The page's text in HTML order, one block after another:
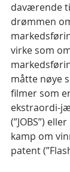
daværende
drømmen
virke som
måtte nøye
filmer som
ekstraordi-
(”JOBS”)
kamp om
patent